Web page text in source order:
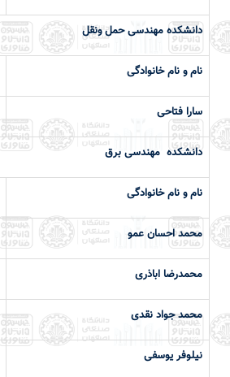
دانشكده مهندسی حمل ونقل
نام و نام خانوادگی
سارا فتاحی
دانشكده مهندسی برق
نام و نام خانوادگی
محمد احسان عمو
محمدرضا اباذری
محمد جواد نقدی
نیلوفر یوسفی